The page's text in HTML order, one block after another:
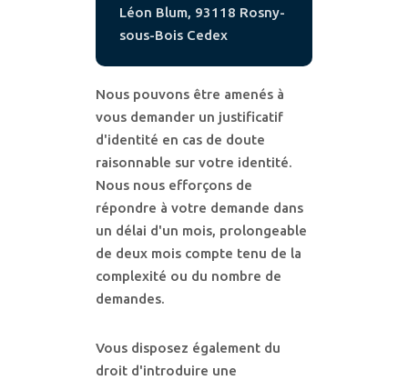
Léon Blum, 93118 Rosny-
sous-Bois Cedex
Nous pouvons être amenés à
vous demander un justificatif
d'identité en cas de doute
raisonnable sur votre identité.
Nous nous efforçons de
répondre à votre demande dans
un délai d'un mois, prolongeable
de deux mois compte tenu de la
complexité ou du nombre de
demandes.
Vous disposez également du
droit d'introduire une